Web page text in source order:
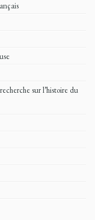
sur l’histoire du